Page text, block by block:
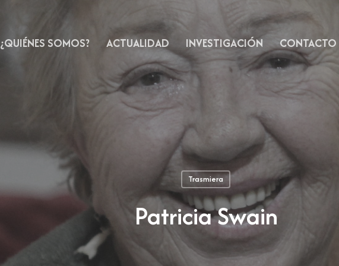
¿QUIÉNES SOMOS? ACTUALIDAD INVESTIGACIÓN CONTACTO
Trasmiera
Patricia Swain